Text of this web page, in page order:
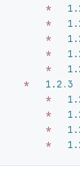
        *
        *
        *
        *
        *
    *
   1.2
.3
        *
        *
        *
        *